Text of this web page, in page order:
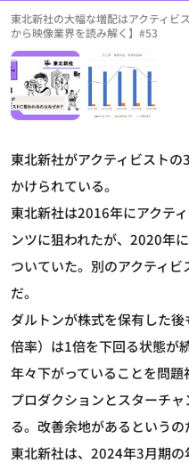
東北新社の大幅な増配はアクティビ
から映像業界を読み解く】#53
東北新社がアクティビスト
かけられている。
東北新社は2016年にアクテ
ンツに狙われたが、2020年
ついていた。別のアクティ
だ。
ダルトンが株式を保有した
倍率）は1倍を下回る状態が
年々下がっていることを問
プロダクションとスターチ
る。改善余地があるというの
東北新社は、2024年3月期